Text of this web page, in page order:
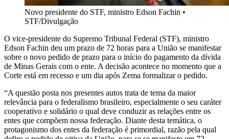
Novo presidente do STF, ministro Edson Fachin •
STF/Divulgação
O vice-presidente do Supremo Tribunal Federal (STF), ministro
Edson Fachin deu um prazo de 72 horas para a União se manifestar
sobre o novo pedido de prazo para o início do pagamento da dívida
de Minas Gerais com o ente. A decisão acontece no momento que a
Corte está em recesso e um dia após Zema formalizar o pedido.
“A questão posta nos presentes autos trata de tema da maior
relevância para o federalismo brasileiro, especialmente o seu caráter
cooperativo e solidário o qual deve conduzir as relações entre os
entes que compõem nossa federação. Diante desta temática, o
protagonismo dos entes da federação é primordial, razão pela qual